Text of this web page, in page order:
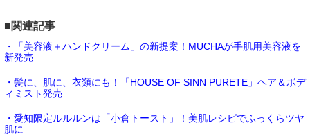
■関連記事
・「美容液＋ハンドクリーム」の新提案！MUCHAが手肌用美容液を
新発売
・髪に、肌に、衣類にも！「HOUSE OF SINN PURETE」ヘア＆ボデ
ィミスト発売
・愛知限定ルルルンは「小倉トースト」！美肌レシピでふっくらツヤ
肌に